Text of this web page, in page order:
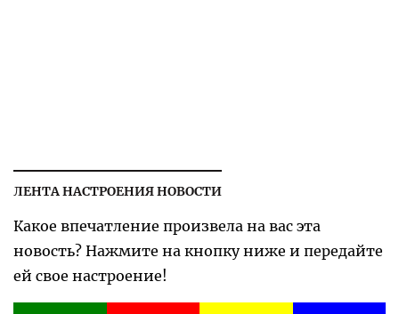
ЛЕНТА НАСТРОЕНИЯ НОВОСТИ
Какое впечатление произвела на вас эта
новость? Нажмите на кнопку ниже и передайте
ей свое настроение!